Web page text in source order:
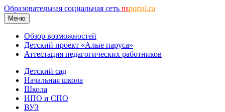
Образовательная социальная сеть nsportal.ru
Меню
Обзор возможностей
Детский проект «Алые паруса»
Аттестация педагогических работников
Детский сад
Начальная школа
Школа
НПО и СПО
ВУЗ